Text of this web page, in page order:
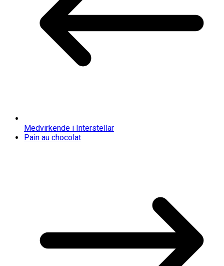
Medvirkende i Interstellar
Pain au chocolat